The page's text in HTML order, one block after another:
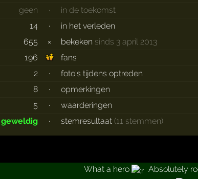
geen
·
in de toekomst
14
·
in het verleden
655
× bekeken sinds 3 april 2013
196
fans
2
·
foto's tijdens optreden
8
·
opmerkingen
5
·
waarderingen
geweldig
· stemresultaat (11 stemmen)
What a hero Absolutely